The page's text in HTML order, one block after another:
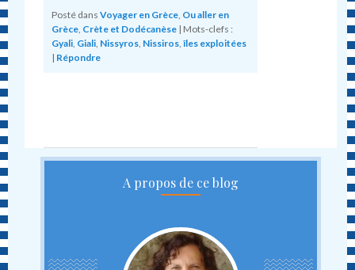
Posté dans Voyager en Grèce, Ou aller en
Grèce, Crète et Dodécanèse | Mots-clefs :
Gyali, Giali, Nissyros, Nissiros,îles exploitées
| Répondre
A propos de ce blog